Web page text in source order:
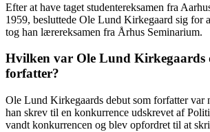
Efter at have taget studentereksamen fra
1959, besluttede Ole Lund Kirkegaard sig for
tog han lærereksamen fra Århus Seminarium.
Hvilken var Ole Lund Kirkegaards
forfatter?
Ole Lund Kirkegaards debut som forfatter var
han skrev til en konkurrence udskrevet af
vandt konkurrencen og blev opfordret til at